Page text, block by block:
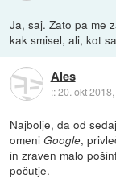
Ja, saj. Zato pa me
kak smisel, ali, kot
Ales
::20. okt
Najbolje, da od
omeniGoogle,
in zraven malo
počutje.